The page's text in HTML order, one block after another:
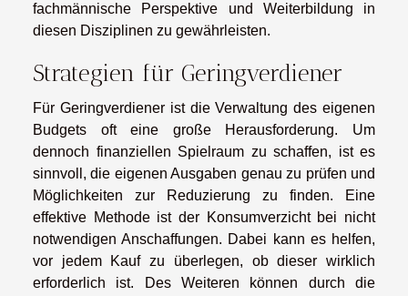
fachmännische Perspektive und Weiterbildung in
diesen Disziplinen zu gewährleisten.
Strategien für Geringverdiener
Für Geringverdiener ist die Verwaltung des eigenen
Budgets oft eine große Herausforderung. Um
dennoch finanziellen Spielraum zu schaffen, ist es
sinnvoll, die eigenen Ausgaben genau zu prüfen und
Möglichkeiten zur Reduzierung zu finden. Eine
effektive Methode ist der Konsumverzicht bei nicht
notwendigen Anschaffungen. Dabei kann es helfen,
vor jedem Kauf zu überlegen, ob dieser wirklich
erforderlich ist. Des Weiteren können durch die